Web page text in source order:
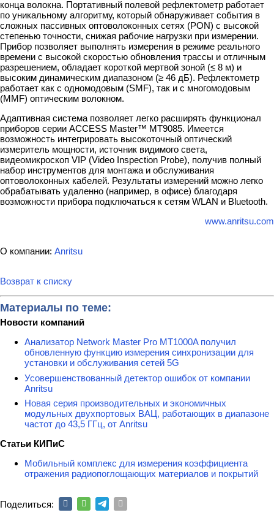
конца волокна. Портативный полевой рефлектометр работает
по уникальному алгоритму, который обнаруживает события в
сложных пассивных оптоволоконных сетях (PON) с высокой
степенью точности, снижая рабочие нагрузки при измерении.
Прибор позволяет выполнять измерения в режиме реального
времени с высокой скоростью обновления трассы и отличным
разрешением, обладает короткой мертвой зоной (≤ 8 м) и
высоким динамическим диапазоном (≥ 46 дБ). Рефлектометр
работает как с одномодовым (SMF), так и с многомодовым
(MMF) оптическим волокном.
Адаптивная система позволяет легко расширять функционал
приборов серии ACCESS Master™ MT9085. Имеется
возможность интегрировать высокоточный оптический
измеритель мощности, источник видимого света,
видеомикроскоп VIP (Video Inspection Probe), получив полный
набор инструментов для монтажа и обслуживания
оптоволоконных кабелей. Результаты измерений можно легко
обрабатывать удаленно (например, в офисе) благодаря
возможности прибора подключаться к сетям WLAN и Bluetooth.
www.anritsu.com
О компании: Anritsu
Возврат к списку
Материалы по теме:
Новости компаний
Анализатор Network Master Pro MT1000A получил
обновленную функцию измерения синхронизации для
установки и обслуживания сетей 5G
Усовершенствованный детектор ошибок от компании
Anritsu
Новая серия производительных и экономичных
модульных двухпортовых ВАЦ, работающих в диапазоне
частот до 43,5 ГГц, от Anritsu
Статьи КИПиС
Мобильный комплекс для измерения коэффициента
отражения радиопоглощающих материалов и покрытий
Поделиться: